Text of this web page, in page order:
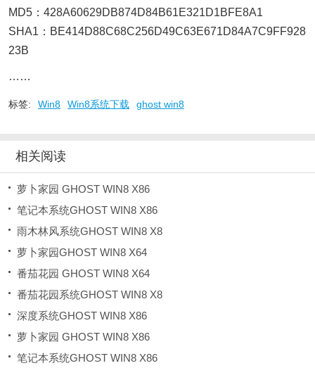
MD5：428A60629DB874D84B61E321D1BFE8A1
SHA1：BE414D88C68C256D49C63E671D84A7C9FF928
23B
……
标签: Win8 Win8系统下载 ghost win8
相关阅读
萝卜家园 GHOST WIN8 X86
笔记本系统GHOST WIN8 X86
雨木林风系统GHOST WIN8 X8
萝卜家园GHOST WIN8 X64
番茄花园 GHOST WIN8 X64
番茄花园系统GHOST WIN8 X8
深度系统GHOST WIN8 X86
萝卜家园 GHOST WIN8 X86
笔记本系统GHOST WIN8 X86